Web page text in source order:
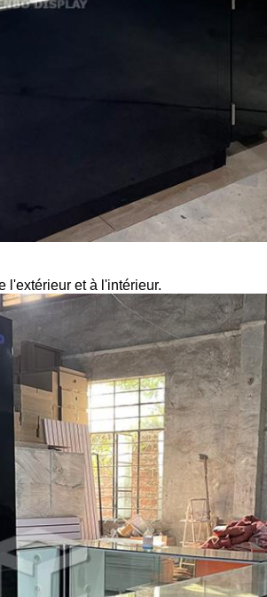
l'extérieur et à l'intérieur.